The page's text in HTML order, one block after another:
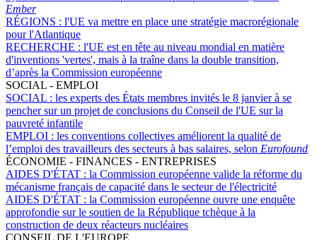
Ember
RÉGIONS : l'UE va mettre en place une stratégie macrorégionale
pour l'Atlantique
RECHERCHE : l'UE est en tête au niveau mondial en matière
d'inventions 'vertes', mais à la traîne dans la double transition,
d’après la Commission européenne
SOCIAL - EMPLOI
SOCIAL : les experts des États membres invités le 8 janvier à se
pencher sur un projet de conclusions du Conseil de l'UE sur la
pauvreté infantile
EMPLOI : les conventions collectives améliorent la qualité de
l’emploi des travailleurs des secteurs à bas salaires, selon Eurofound
ÉCONOMIE - FINANCES - ENTREPRISES
AIDES D'ÉTAT : la Commission européenne valide la réforme du
mécanisme français de capacité dans le secteur de l'électricité
AIDES D'ÉTAT : la Commission européenne ouvre une enquête
approfondie sur le soutien de la République tchèque à la
construction de deux réacteurs nucléaires
CONSEIL DE L'EUROPE